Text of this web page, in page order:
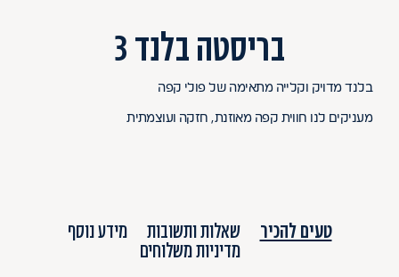
בריסטה בלנד 3
בלנד מדויק וקלייה מתאימה של פולי קפה
מעניקים לנו חווית קפה מאוזנת, חזקה ועוצמתית
טעים להכיר שאלות ותשובות מידע נוסף
מדיניות משלוחים